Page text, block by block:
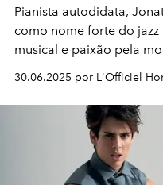
Pianista autodidata,
como nome forte do
musical e paixão pela
30.06.2025 por L'Officiel